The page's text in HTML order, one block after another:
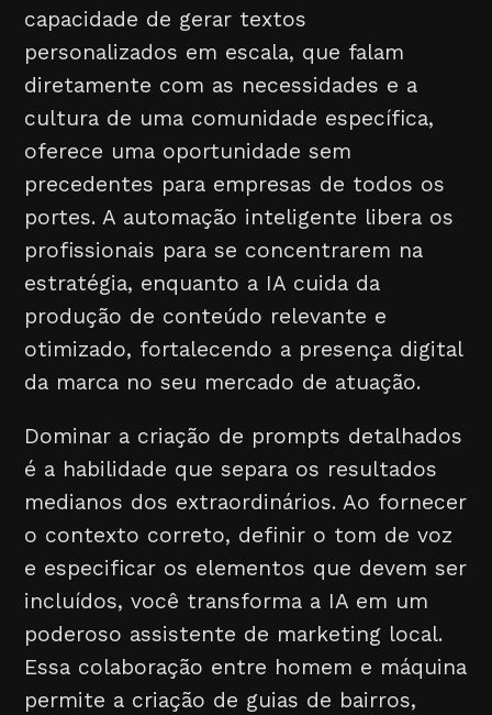
capacidade de gerar textos
personalizados em escala, que falam
diretamente com as necessidades e a
cultura de uma comunidade específica,
oferece uma oportunidade sem
precedentes para empresas de todos os
portes. A automação inteligente libera os
profissionais para se concentrarem na
estratégia, enquanto a IA cuida da
produção de conteúdo relevante e
otimizado, fortalecendo a presença digital
da marca no seu mercado de atuação.
Dominar a criação de prompts detalhados
é a habilidade que separa os resultados
medianos dos extraordinários. Ao fornecer
o contexto correto, definir o tom de voz
e especificar os elementos que devem ser
incluídos, você transforma a IA em um
poderoso assistente de marketing local.
Essa colaboração entre homem e máquina
permite a criação de guias de bairros,